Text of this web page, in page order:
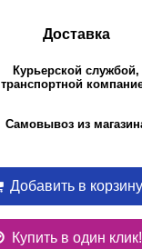
Доставка
Курьерской службой,
транспортной
Самовывоз из
Добавить в корзину
Купить в один клик!